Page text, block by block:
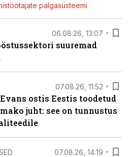
palgasüsteemi
06.08.26, 13:07
suuremad
07.08.26, 11:52
ostis Eestis toodetud
juht: see on tunnustus
07.08.26, 14:19